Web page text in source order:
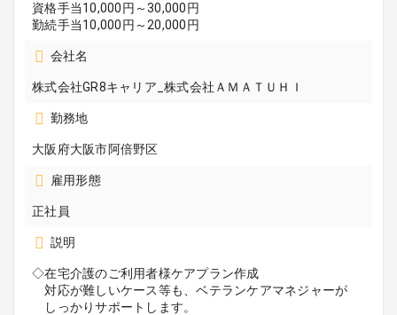
資格手当10,000円～30,000円
勤続手当10,000円～20,000円
会社名
株式会社GR8キャリア_株式会社ＡＭＡＴＵＨＩ
勤務地
大阪府大阪市阿倍野区
雇用形態
正社員
説明
◇在宅介護のご利用者様ケアプラン作成
対応が難しいケース等も、ベテランケアマネジャーが
しっかりサポートします。